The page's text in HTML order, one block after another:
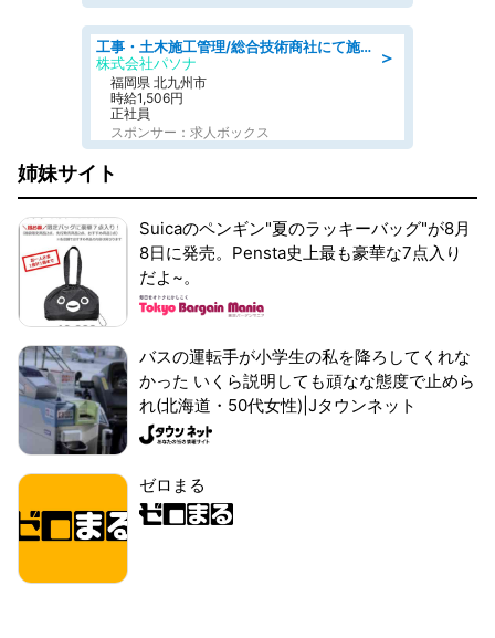
＞
工事・土木施工管理/総合技術商社にて施工管理のお仕事/即日勤務可/車通勤可/工事・土木施工管理/生産・品質管理
株式会社パソナ
福岡県 北九州市
時給1,506円
正社員
スポンサー：求人ボックス
姉妹サイト
Suicaのペンギン"夏のラッキーバッグ"が8月
8日に発売。Pensta史上最も豪華な7点入り
だよ~。
バスの運転手が小学生の私を降ろしてくれな
かった いくら説明しても頑なな態度で止めら
れ(北海道・50代女性)|Jタウンネット
ゼロまる